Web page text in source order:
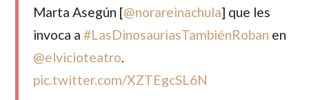
Marta Asegún [@norareinachula] que les
invoca a#LasDinosauriasTambiénRoban en
@elvicioteatro.
pic.twitter.com/XZTEgcSL6N